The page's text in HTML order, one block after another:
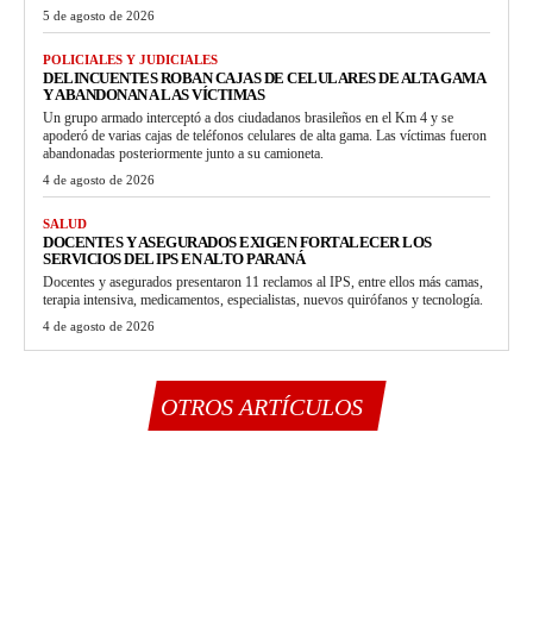
5 de agosto de 2026
POLICIALES Y JUDICIALES
DELINCUENTES ROBAN CAJAS DE CELULARES DE ALTA GAMA
Y ABANDONAN A LAS VÍCTIMAS
Un grupo armado interceptó a dos ciudadanos brasileños en el Km 4 y se
apoderó de varias cajas de teléfonos celulares de alta gama. Las víctimas fueron
abandonadas posteriormente junto a su camioneta.
4 de agosto de 2026
SALUD
DOCENTES Y ASEGURADOS EXIGEN FORTALECER LOS
SERVICIOS DEL IPS EN ALTO PARANÁ
Docentes y asegurados presentaron 11 reclamos al IPS, entre ellos más camas,
terapia intensiva, medicamentos, especialistas, nuevos quirófanos y tecnología.
4 de agosto de 2026
OTROS ARTÍCULOS